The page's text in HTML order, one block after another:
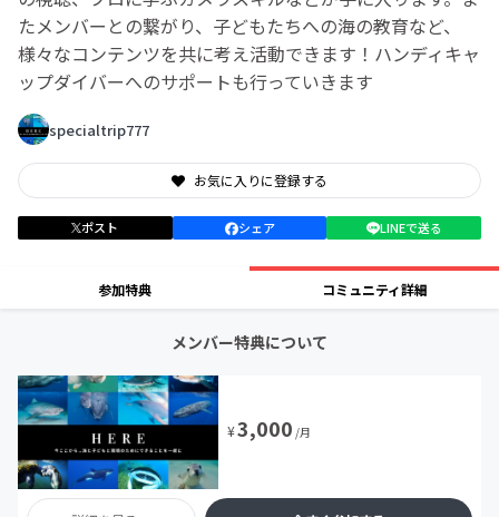
たメンバーとの繋がり、子どもたちへの海の教育など、
様々なコンテンツを共に考え活動できます！ハンディキャ
ップダイバーへのサポートも行っていきます
specialtrip777
お気に入りに登録する
ポスト シェア LINEで送る
参加特典 コミュニティ詳細
メンバー特典について
¥3,000 /月